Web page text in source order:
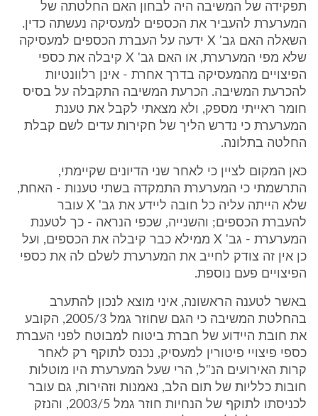
תפקידה של המשיבה היה לבחון האם החלטתה של
המערערת להעביר את הכספים למעסיקה נעשתה כדין.
השאלה האם גב' X ידעה על העברת הכספים למעסיקה
שלא מפי המערערת, או האם גב' X קיבלה את כספי
הפיצויים מהמעסיקה בדרך אחרת - אינן רלוונטיות
להכרעת המשיבה. הכרעת המשיבה התקבלה על בסיס
חומר ראייתי מספק, ולא מצאתי לקבל את טענת
המערערת כי נדרש הליך של חקירות עדים לשם קבלת
החלטה בתלונה.
כאן המקום לציין כי לאחר שני הדיונים שקיימתי,
התרשמתי כי המערערת התמקדה בשתי טענות - האחת,
שלא הייתה עליה כל חובה ליידע את גב' X עובר
להעברת הכספים; והשנייה, שכפי הנראה - כך לטענת
המערערת - גב' X ממילא כבר קיבלה את הכספים, ועל
כן אין זה צודק לחייב את המערערת לשלם לה את כספי
הפיצויים פעם נוספת.
באשר לטענה הראשונה, איני מוצא לנכון להתערב
בהחלטת המשיבה כי הגם שחוזר גמל 2005/3, הקובע
את חובת היידוע של חברת ביטוח למבוטח לפני העברת
כספי פיצויי פיטורין למעסיק, נכנס לתוקף רק לאחר
קרות האירועים הנ"ל, הרי שעל המערערת היו מוטלות
חובות כלליות של תום הלב, נאמנות וזהירות, גם עובר
לכניסתו לתוקף של הנחיות חוזר גמל 2003/5, והנזק